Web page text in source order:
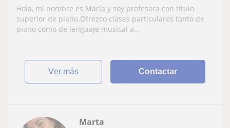
Hola, mi nombre es María y soy profesora con título
superior de piano.Ofrezco clases particulares tanto de
piano como de lenguaje musical a...
ver más Contactar
Marta